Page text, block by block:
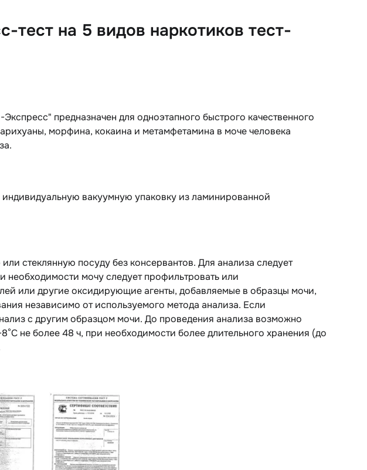
на 5 видов наркотиков тест-
предназначен для одноэтапного быстрого качественного
морфина, кокаина и метамфетамина в моче человека
вакуумную упаковку из ламинированной
стеклянную посуду без консервантов. Для анализа следует
необходимости мочу следует профильтровать или
или другие оксидирующие агенты, добавляемые в образцы мочи,
независимо от используемого метода анализа. Если
с другим образцом мочи. До проведения анализа возможно
не более 48 ч, при необходимости более длительного хранения (до